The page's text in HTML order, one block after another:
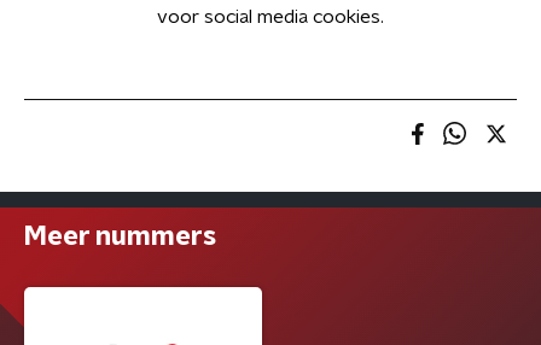
voor social media cookies.
Meer nummers